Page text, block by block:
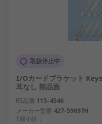
取扱停止中
I/Oカードブラケット
耳なし 部品面
RS品番 115-4546
メーカー型番 427-59697H
1個小計：